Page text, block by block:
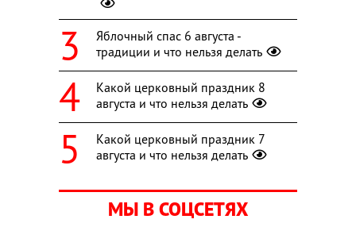
Яблочный спас 6 августа -
традиции и что нельзя делать
Какой церковный праздник 8
августа и что нельзя делать
Какой церковный праздник 7
августа и что нельзя делать
МЫ В СОЦСЕТЯХ